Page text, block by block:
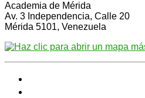
Academia de Mérida
Av. 3 Independencia, Calle 20
Mérida 5101, Venezuela